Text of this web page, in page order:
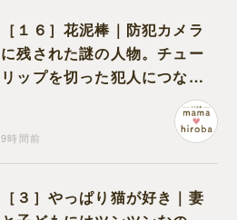
［１６］花泥棒｜防犯カメラ
に残された謎の人物。チュー
リップを切った犯人につなが
る証拠になるのか期待する
9時間前
［３］やっぱり猫が好き｜妻